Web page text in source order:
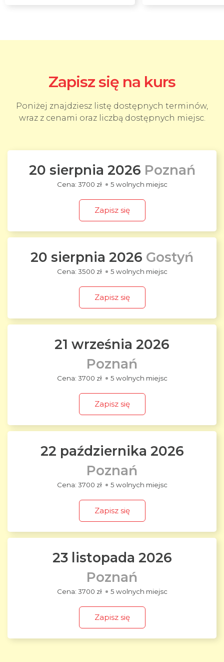
Zapisz się na kurs
Poniżej znajdziesz listę dostępnych terminów,
wraz z cenami oraz liczbą dostępnych miejsc.
20 sierpnia 2026 Poznań
3700 zł 5 wolnych miejsc
Zapisz się
20 sierpnia 2026 Gostyń
3500 zł 5 wolnych miejsc
Zapisz się
21 września 2026
Poznań
3700 zł 5 wolnych miejsc
Zapisz się
22 października 2026
Poznań
3700 zł 5 wolnych miejsc
Zapisz się
23 listopada 2026
Poznań
3700 zł 5 wolnych miejsc
Zapisz się